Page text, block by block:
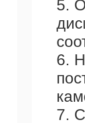
5.
6.
7.